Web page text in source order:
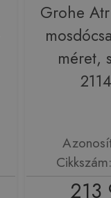
Grohe
méret,
213